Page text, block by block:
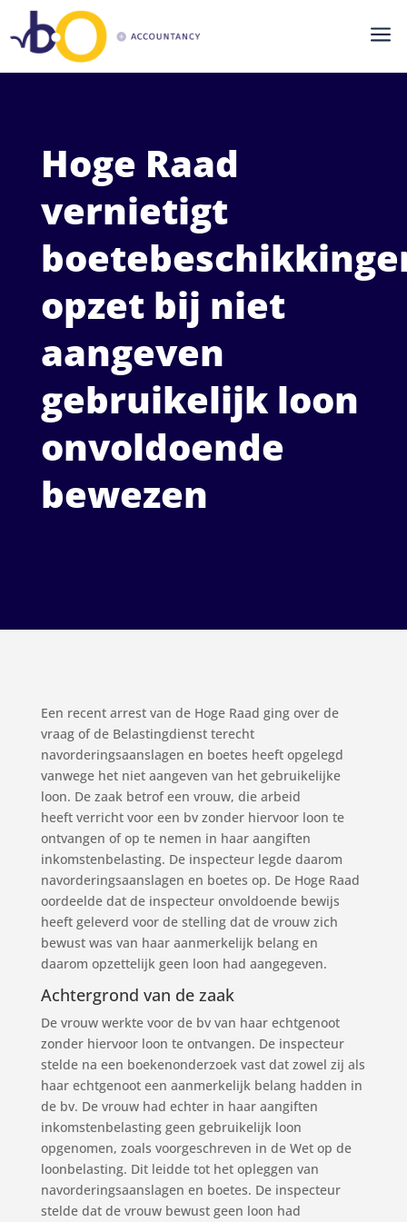
a
Hoge Raad
vernietigt
opzet bij niet
aangeven
gebruikelijk loon
onvoldoende
bewezen
Een recent arrest van de Hoge Raad ging over de
vraag of de Belastingdienst terecht
navorderingsaanslagen en boetes heeft opgelegd
vanwege het niet aangeven van het gebruikelijke
loon. De zaak betrof een vrouw, die arbeid
heeft verricht voor een bv zonder hiervoor loon te
ontvangen of op te nemen in haar aangiften
inkomstenbelasting. De inspecteur legde daarom
navorderingsaanslagen en boetes op. De Hoge Raad
oordeelde dat de inspecteur onvoldoende bewijs
heeft geleverd voor de stelling dat de vrouw zich
bewust was van haar aanmerkelijk belang en
daarom opzettelijk geen loon had aangegeven.
Achtergrond van de zaak
De vrouw werkte voor de bv van haar echtgenoot
zonder hiervoor loon te ontvangen. De inspecteur
stelde na een boekenonderzoek vast dat zowel zij als
haar echtgenoot een aanmerkelijk belang hadden in
de bv. De vrouw had echter in haar aangiften
inkomstenbelasting geen gebruikelijk loon
opgenomen, zoals voorgeschreven in de Wet op de
loonbelasting. Dit leidde tot het opleggen van
navorderingsaanslagen en boetes. De inspecteur
stelde dat de vrouw bewust geen loon had